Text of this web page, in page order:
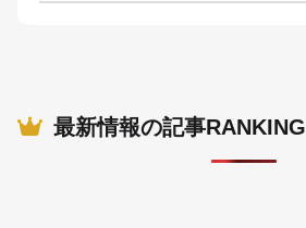
最新情報の記事RANKING